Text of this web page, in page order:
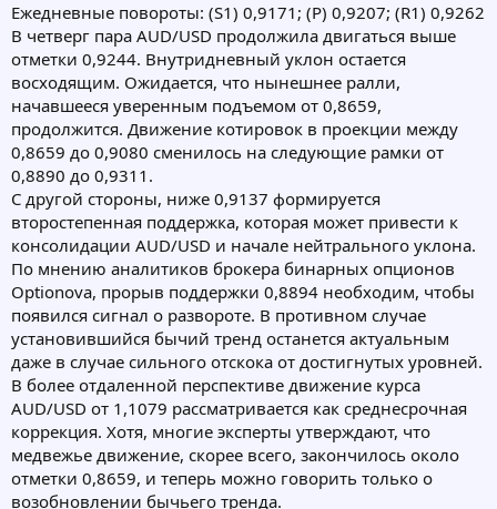
Ежедневные повороты: (S1) 0,9171; (Р) 0,9207; (R1) 0,9262
В четверг пара AUD/USD продолжила двигаться выше
отметки 0,9244. Внутридневный уклон остается
восходящим. Ожидается, что нынешнее ралли,
начавшееся уверенным подъемом от 0,8659,
продолжится. Движение котировок в проекции между
0,8659 до 0,9080 сменилось на следующие рамки от
0,8890 до 0,9311.
С другой стороны, ниже 0,9137 формируется
второстепенная поддержка, которая может привести к
консолидации AUD/USD и начале нейтрального уклона.
По мнению аналитиков брокера бинарных опционов
Optionova, прорыв поддержки 0,8894 необходим, чтобы
появился сигнал о развороте. В противном случае
установившийся бычий тренд останется актуальным
даже в случае сильного отскока от достигнутых уровней.
В более отдаленной перспективе движение курса
AUD/USD от 1,1079 рассматривается как среднесрочная
коррекция. Хотя, многие эксперты утверждают, что
медвежье движение, скорее всего, закончилось около
отметки 0,8659, и теперь можно говорить только о
возобновлении бычьего тренда.